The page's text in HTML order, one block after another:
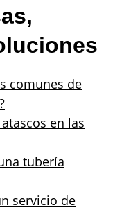
comunes de
en las
tubería
servicio de